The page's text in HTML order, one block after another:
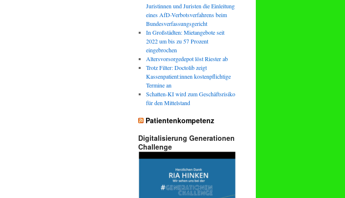
Juristinnen und Juristen die Einleitung
eines AfD-Verbotsverfahrens beim
Bundesverfassungsgericht
In Großstädten: Mietangebote seit
2022 um bis zu 57 Prozent
eingebrochen
Altersvorsorgedepot löst Riester ab
Trotz Filter: Doctolib zeigt
Kassenpatient:innen kostenpflichtige
Termine an
Schatten-KI wird zum Geschäftsrisiko
für den Mittelstand
Patientenkompetenz
Digitalisierung Generationen
Challenge